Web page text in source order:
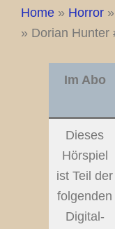
Home » Horror »
» Dorian Hunter
Im Abo
Dieses
Hörspiel
ist Teil der
folgenden
Digital-